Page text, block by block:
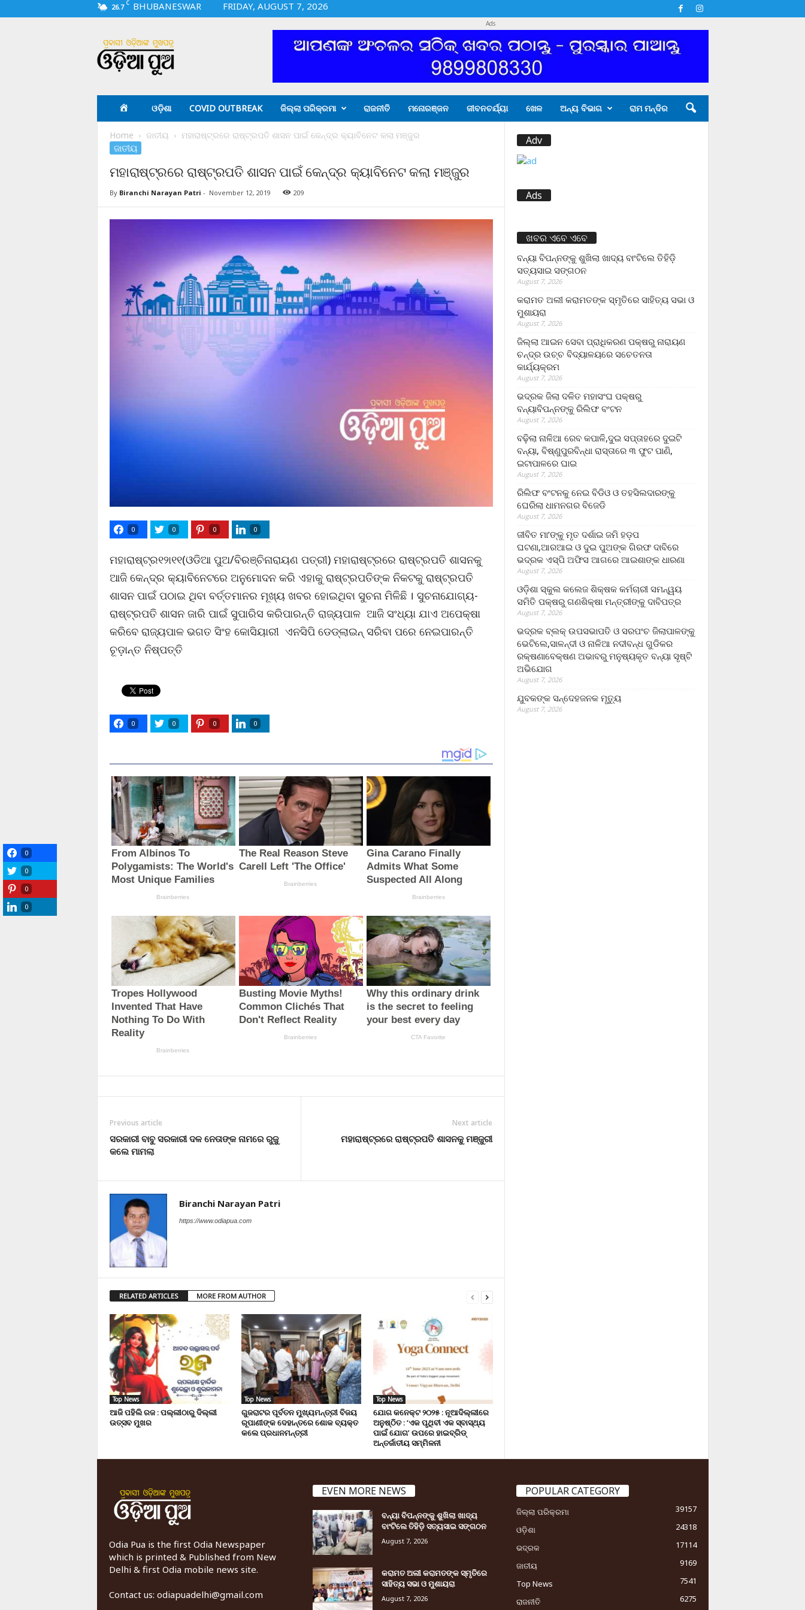
26.7 C BHUBANESWAR
FRIDAY, AUGUST 7, 2026
i
a
Ads
ଓଡ଼ିଶା COVID OUTBREAK ଜିଲ୍ଲା ପରିକ୍ରମା ରାଜନୀତି ମନୋରଞ୍ଜନ ଜୀବନଚର୍ଯ୍ୟା ଖେଳ ଅନ୍ୟ ବିଭାଗ ରାମ ମନ୍ଦିର
Home ଜାତୀୟ ମହାରାଷ୍ଟ୍ରରେ ରାଷ୍ଟ୍ରପତି ଶାସନ ପାଇଁ କେନ୍ଦ୍ର କ୍ୟାବିନେଟ କଲା ମଞ୍ଜୁର
ଜାତୀୟ
ମହାରାଷ୍ଟ୍ରରେ ରାଷ୍ଟ୍ରପତି ଶାସନ ପାଇଁ କେନ୍ଦ୍ର କ୍ୟାବିନେଟ କଲା ମଞ୍ଜୁର
By Biranchi Narayan Patri - November 12, 2019 209
0 0 0 0
ମହାରାଷ୍ଟ୍ର୧୨ା୧୧(ଓଡିଆ ପୁଅ/ବିରଞ୍ଚିନାରାୟଣ ପତ୍ରୀ) ମହାରାଷ୍ଟ୍ରରେ ରାଷ୍ଟ୍ରପତି ଶାସନକୁ
ଆଜି କେନ୍ଦ୍ର କ୍ୟାବିନେଟରେ ଅନୁମୋଦନ କରି ଏହାକୁ ରାଷ୍ଟ୍ରପତିଙ୍କ ନିକଟକୁ ରାଷ୍ଟ୍ରପତି
ଶାସନ ପାଇଁ ପଠାଇ ଥିବା ବର୍ତ୍ତମାନର ମୂଖ୍ୟ ଖବର ହୋଇଥିବା ସୁଚନା ମିଳିଛି । ସୁଚନାଯୋଗ୍ୟ-
ରାଷ୍ଟ୍ରପତି ଶାସନ ଜାରି ପାଇଁ ସୁପାରିସ କରିପାରନ୍ତି ରାଜ୍ୟପାଳ ଆଜି ସଂଧ୍ୟା ଯାଏ ଅପେକ୍ଷା
କରିବେ ରାଜ୍ୟପାଳ ଭଗତ ସିଂହ କୋସିୟାରୀ ଏନସିପି ଡେଡ୍‌ଲାଇନ୍ ସରିବା ପରେ ନେଇପାରନ୍ତି
ଚୂଡ଼ାନ୍ତ ନିଷ୍ପତ୍ତି
0 0 0 0
Previous article
ସରକାରୀ ବାବୁ ସରକାରୀ ଦଳ ନେତାଙ୍କ ନାମରେ ରୁଜୁ
କଲେ ମାମଲା
Next article
ମହାରାଷ୍ଟ୍ରରେ ରାଷ୍ଟ୍ରପତି ଶାସନକୁ ମଞ୍ଜୁରୀ
Biranchi Narayan Patri
https://www.odiapua.com
RELATED ARTICLES MORE FROM AUTHOR
Top News
ଆଜି ପହିଲି ରଜ : ପଲ୍ଲୀଠାରୁ ଦିଲ୍ଲୀ
ଉତ୍ସବ ମୁଖର
Top News
ଗୁଜରାଟର ପୂର୍ବତନ ମୁଖ୍ୟମନ୍ତ୍ରୀ ବିଜୟ
ରୂପାଣୀଙ୍କ ଦେହାନ୍ତରେ ଶୋକ ବ୍ୟକ୍ତ
କଲେ ପ୍ରଧାନମନ୍ତ୍ରୀ
Top News
ଯୋଗ କନେକ୍ଟ ୨୦୨୫ : ନୂଆଦିଲ୍ଲୀରେ
ଅନୁଷ୍ଠିତ : ‘ଏକ ପୃଥିବୀ ଏକ ସ୍ବାସ୍ଥ୍ୟ
ପାଇଁ ଯୋଗ’ ଉପରେ ହାଇବ୍ରିଡ୍
ଅନ୍ତର୍ଜାତୀୟ ସମ୍ମିଳନୀ
Adv
Ads
ଖବର ଏବେ ଏବେ
ବନ୍ୟା ବିପନ୍ନଙ୍କୁ ଶୁଖିଲା ଖାଦ୍ୟ ବାଂଟିଲେ ତିହିଡି଼
ସତ୍ୟସାଇ ସଙ୍ଗଠନ
August 7, 2026
କରାମତ ଅଲୀ କରାମତଙ୍କ ସ୍ମୃତିରେ ସାହିତ୍ୟ ସଭା ଓ
ମୁଶାୟରା
August 7, 2026
ଜିଲ୍ଲା ଆଇନ ସେବା ପ୍ରାଧିକରଣ ପକ୍ଷରୁ ନାରାୟଣ
ଚନ୍ଦ୍ର ଉଚ୍ଚ ବିଦ୍ୟାଳୟରେ ସଚେତନତା
କାର୍ଯ୍ୟକ୍ରମ
August 7, 2026
ଭଦ୍ରକ ଜିଲା ଦଳିତ ମହାସଂଘ ପକ୍ଷରୁ
ବନ୍ୟାବିପନ୍ନଙ୍କୁ ରିଲିଫ ବଂଟନ
August 7, 2026
ବଢ଼ିଲା ନାଳିଆ ରେବ କପାଳି,ଦୁଇ ସପ୍ତାହରେ ଦୁଇଟି
ବନ୍ୟା, ବିଷ୍ଣୁପୁରବିନ୍ଧା ରାସ୍ତାରେ ୩ ଫୁଟ ପାଣି,
ଇଟାପାଳରେ ଘାଇ
August 7, 2026
ରିଲିଫ ବଂଟନକୁ ନେଇ ବିଡିଓ ଓ ତହସିଲଦାରଙ୍କୁ
ଘେରିଲା ଧାମନଗର ବିଜେଡି
August 7, 2026
ଜୀବିତ ମା’ଙ୍କୁ ମୃତ ଦର୍ଶାଇ ଜମି ହଡ଼ପ
ଘଟଣା,ଆରଆଇ ଓ ଦୁଇ ପୁଅଙ୍କ ଗିରଫ ଦାବିରେ
ଭଦ୍ରକ ଏସ୍‌ପି ଅଫିସ ଆଗରେ ଆଇଶାଙ୍କ ଧାରଣା
August 7, 2026
ଓଡ଼ିଶା ସ୍କୁଲ କଲେଜ ଶିକ୍ଷକ କର୍ମଚାରୀ ସମନ୍ୱୟ
ସମିତି ପକ୍ଷରୁ ଗଣଶିକ୍ଷା ମନ୍ତ୍ରୀଙ୍କୁ ଦାବିପତ୍ର
August 7, 2026
ଭଦ୍ରକ ବ୍ଲକ୍ ଉପସଭାପତି ଓ ସରପଂଚ ଜିଲାପାଳଙ୍କୁ
ଭେଟିଲେ,ସାଳନ୍ଦୀ ଓ ନାଳିଆ ନଦୀବନ୍ଧ ଗୁଡିକର
ରକ୍ଷଣାବେକ୍ଷଣ ଅଭାବରୁ ମନୁଷ୍ୟକୃତ ବନ୍ୟା ସୃଷ୍ଟି
ଅଭିଯୋଗ
August 7, 2026
ଯୁବକଙ୍କ ସନ୍ଦେହଜନକ ମୃତ୍ୟୁ
August 7, 2026
Odia Pua is the first Odia Newspaper
which is printed & Published from New
Delhi & first Odia mobile news site.
Contact us: odiapuadelhi@gmail.com
EVEN MORE NEWS
ବନ୍ୟା ବିପନ୍ନଙ୍କୁ ଶୁଖିଲା ଖାଦ୍ୟ
ବାଂଟିଲେ ତିହିଡି଼ ସତ୍ୟସାଇ ସଙ୍ଗଠନ
August 7, 2026
କରାମତ ଅଲୀ କରାମତଙ୍କ ସ୍ମୃତିରେ
ସାହିତ୍ୟ ସଭା ଓ ମୁଶାୟରା
August 7, 2026
POPULAR CATEGORY
ଜିଲ୍ଲା ପରିକ୍ରମା
39157
ଓଡ଼ିଶା
24318
ଭଦ୍ରକ
17114
ଜାତୀୟ
9169
Top News
7541
ରାଜନୀତି
6275
0
0
0
0